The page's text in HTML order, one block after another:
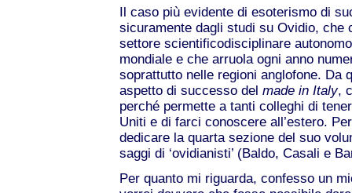
Il caso più evidente di esoterismo di
sicuramente dagli studi su Ovidio, che
settore scientificodisciplinare
mondiale e che arruola ogni anno
soprattutto nelle regioni anglofone. Da
aspetto di successo del made in Italy,
perché permette a tanti colleghi di
Uniti e di farci conoscere all’estero.
dedicare la quarta sezione del suo
saggi di ‘ovidianisti’ (Baldo, Casali e
Per quanto mi riguarda, confesso un